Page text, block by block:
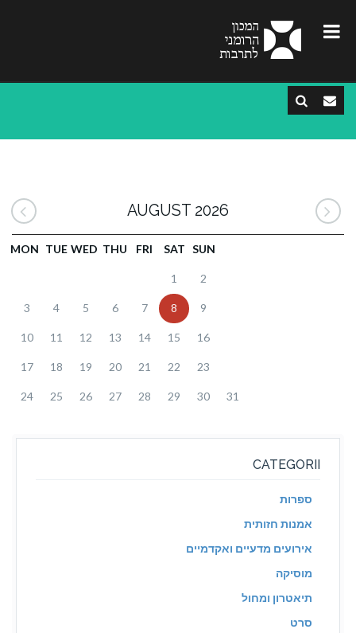
AUGUST 2026
MON TUE WED THU FRI SAT SUN
1 2
3 4 5 6 7 8 9
10 11 12 13 14 15 16
17 18 19 20 21 22 23
24 25 26 27 28 29 30 31
CATEGORII
ספרות
אמנות חזותית
אירועים מדעיים ואקדמיים
מוסיקה
תיאטרון ומחול
סרט